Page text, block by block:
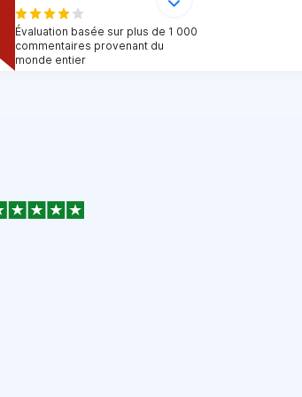
Évaluation basée sur plus de 1 000
commentaires provenant du
monde entier